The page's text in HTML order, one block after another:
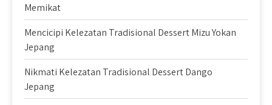
Memikat
Mencicipi Kelezatan Tradisional Dessert Mizu Yokan
Jepang
Nikmati Kelezatan Tradisional Dessert Dango
Jepang